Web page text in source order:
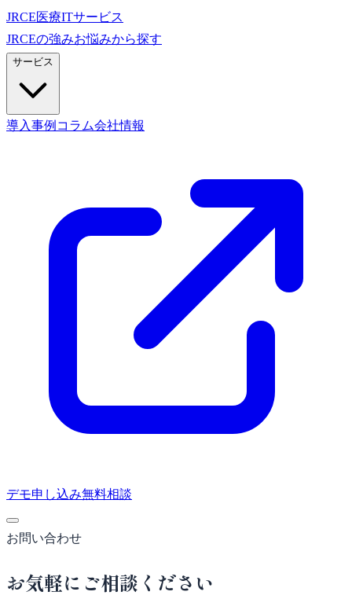
JRCE医療ITサービス
JRCEの強みお悩みから探す
サービス
導入事例 コラム会社情報
デモ申し込み無料相談
お問い合わせ
お気軽にご相談ください